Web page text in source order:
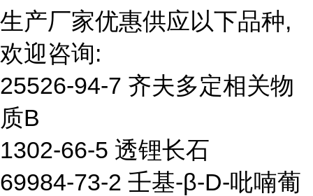
生产厂家优惠供应以下品种,
欢迎咨询:
25526-94-7 齐夫多定相关物
质B
1302-66-5 透锂长石
69984-73-2 壬基-β-D-吡喃葡